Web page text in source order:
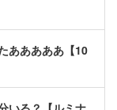
あああああ【10